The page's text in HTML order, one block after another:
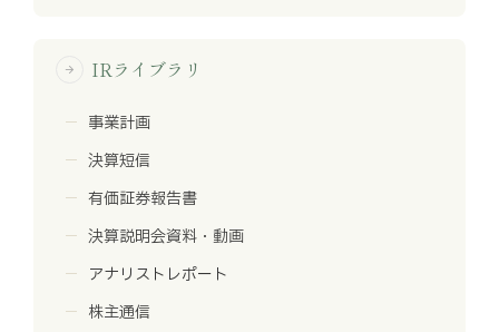
arrow_forward IRライブラリ
事業計画
決算短信
有価証券報告書
決算説明会資料・動画
アナリストレポート
株主通信